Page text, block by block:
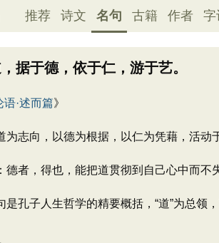
推荐 诗文 名句 古籍 作者 字
据于德，依于仁，游于艺。
语·述而篇》
为志向，以德为根据，以仁为凭藉，活动
德者，得也，能把道贯彻到自己心中而不
是孔子人生哲学的精要概括，“道”为总领